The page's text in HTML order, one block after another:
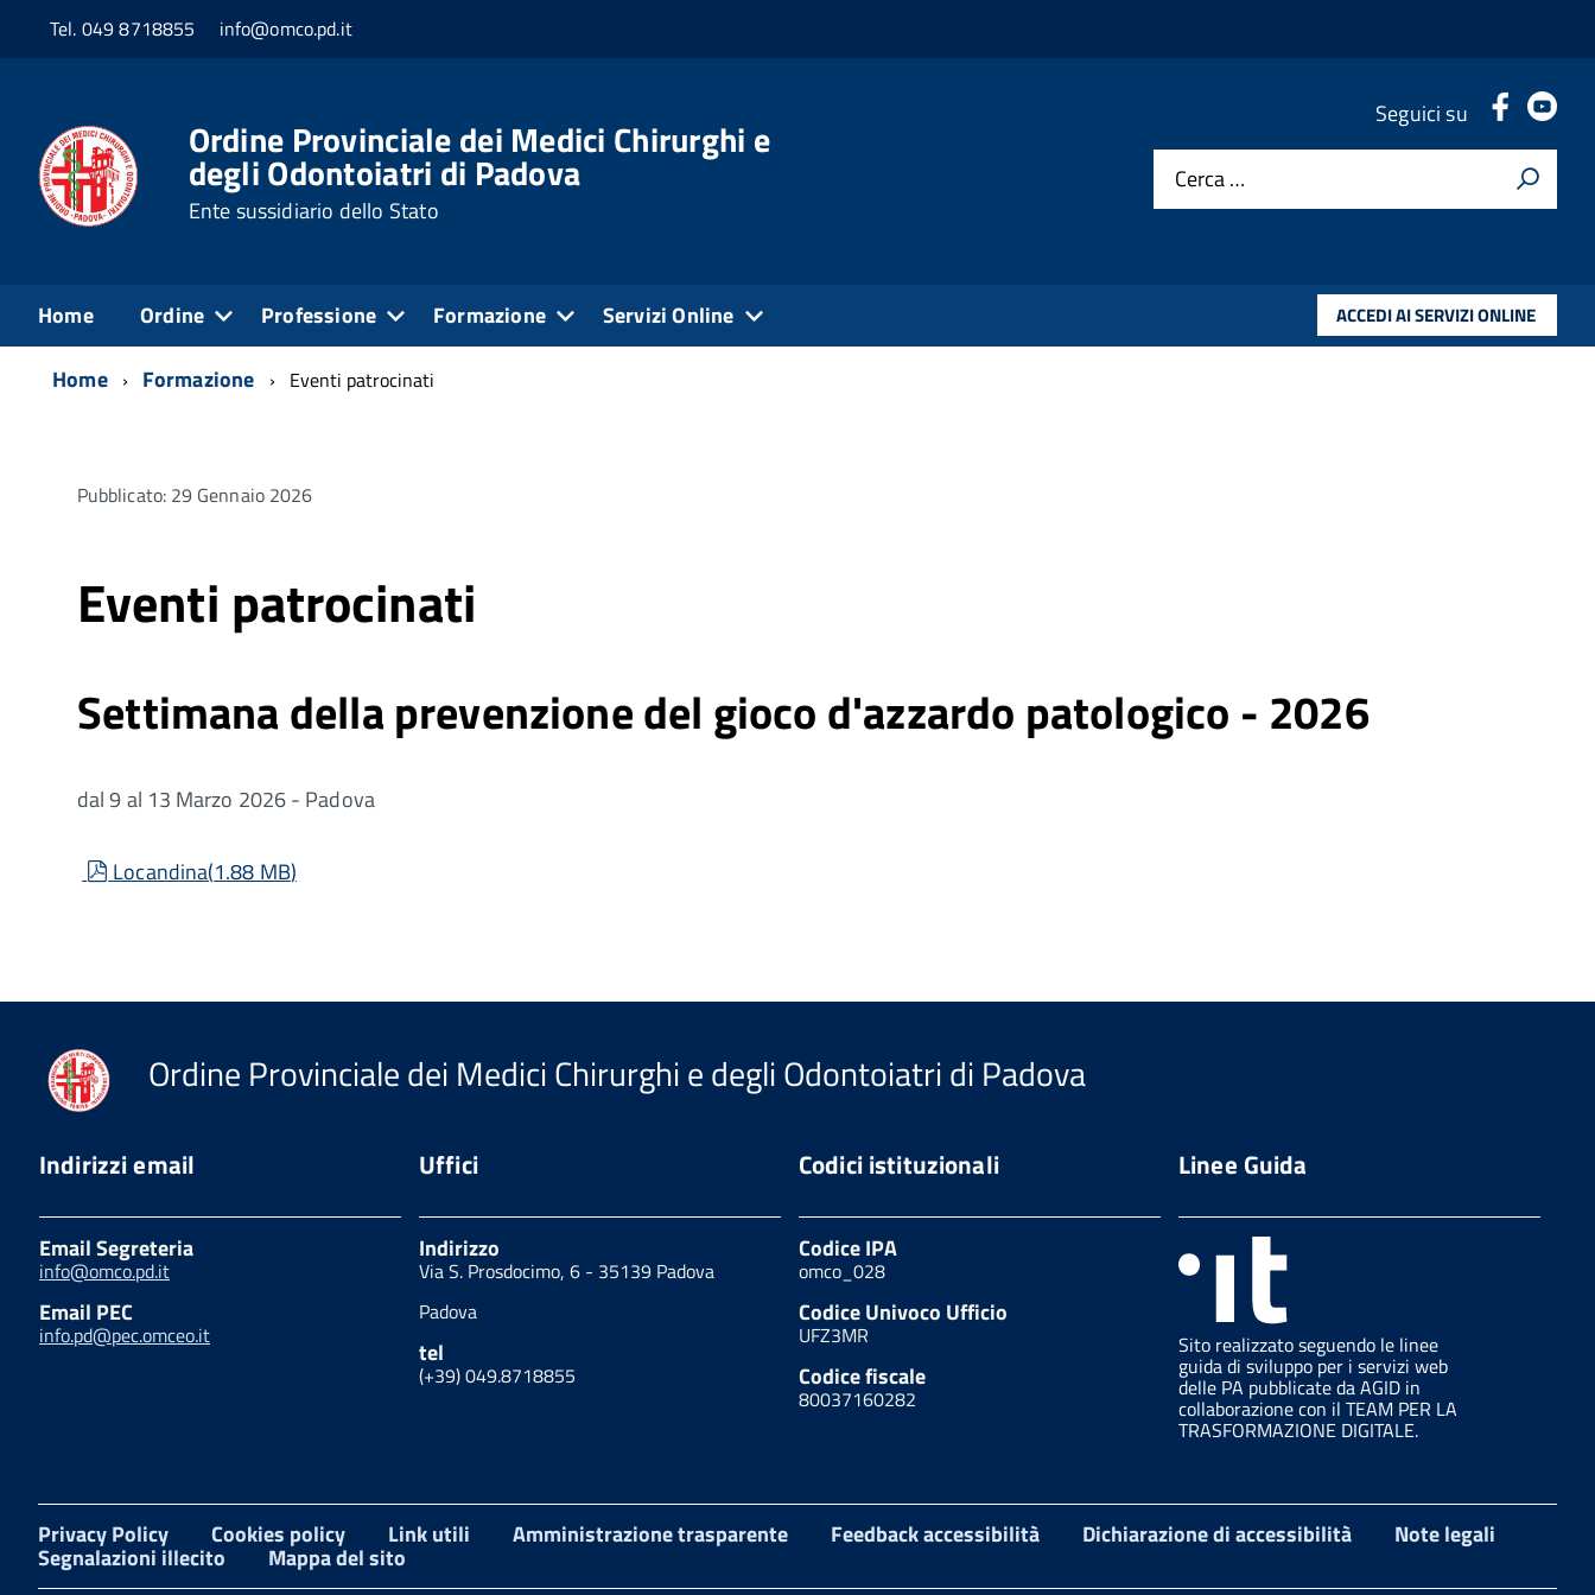
Tel. 049 8718855 info@omco.pd.it
Ordine Provinciale dei Medici Chirurghi e
degli Odontoiatri di Padova
Ente sussidiario dello Stato
Seguici su . .
Cerca …
Home Ordine Professione Formazione Servizi Online ACCEDI AI SERVIZI ONLINE
Home Formazione Eventi patrocinati
Pubblicato: 29 Gennaio 2026
Eventi patrocinati
Settimana della prevenzione del gioco d'azzardo patologico - 2026
dal 9 al 13 Marzo 2026 - Padova
pdf
Locandina(1.88 MB)
Ordine Provinciale dei Medici Chirurghi e degli Odontoiatri di Padova
Indirizzi email
Email Segreteria
info@omco.pd.it
Email PEC
info.pd@pec.omceo.it
Uffici
Indirizzo
Via S. Prosdocimo, 6 - 35139 Padova
Padova
tel
(+39) 049.8718855
Codici istituzionali
Codice IPA
omco_028
Codice Univoco Ufficio
UFZ3MR
Codice fiscale
80037160282
Linee Guida
Sito realizzato seguendo le linee
guida di sviluppo per i servizi web
delle PA pubblicate da AGID in
collaborazione con il TEAM PER LA
TRASFORMAZIONE DIGITALE.
Privacy Policy Cookies policy Link utili Amministrazione trasparente Feedback accessibilità Dichiarazione di accessibilità Note legali
Segnalazioni illecito Mappa del sito